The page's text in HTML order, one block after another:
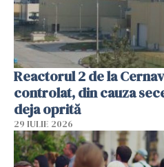
Reactorul 2 de la
controlat, din cauza
deja oprită
29 IULIE 2026